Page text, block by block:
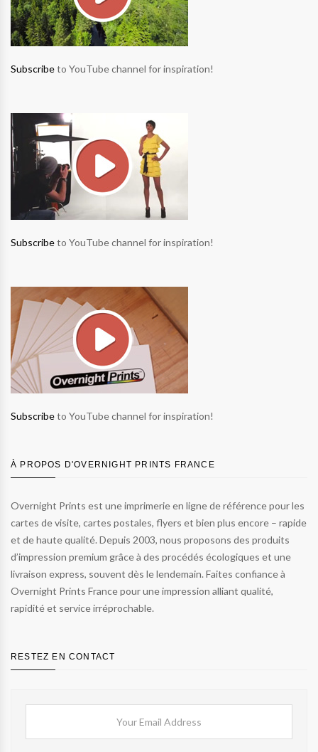
Subscribeto YouTube channel for inspiration!
Subscribeto YouTube channel for inspiration!
Subscribeto YouTube channel for inspiration!
À PROPOS D'OVERNIGHT PRINTS FRANCE
Overnight Prints est une imprimerie en ligne de référence pour les
cartes de visite, cartes postales, flyers et bien plus encore – rapide
et de haute qualité. Depuis 2003, nous proposons des produits
d’impression premium grâce à des procédés écologiques et une
livraison express, souvent dès le lendemain. Faites confiance à
Overnight Prints France pour une impression alliant qualité,
rapidité et service irréprochable.
RESTEZ EN CONTACT